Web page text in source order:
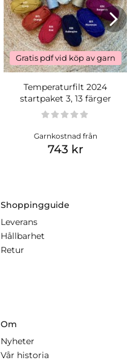
Gratis pdf vid köp av garn
Temperaturfilt 2024
startpaket 3, 13 färger
Garnkostnad från
743 kr
Shoppingguide
Leverans
Hållbarhet
Retur
Om
Nyheter
Vår historia